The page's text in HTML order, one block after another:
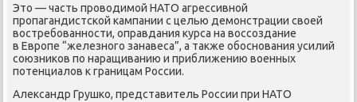
Это — часть проводимой НАТО агрессивной
пропагандистской кампании с целью демонстрации своей
востребованности, оправдания курса на воссоздание
в Европе “железного занавеса”, а также обоснования усилий
союзников по наращиванию и приближению военных
потенциалов к границам России.
Александр Грушко, представитель России при НАТО